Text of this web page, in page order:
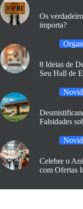
Os
importa?
8 Ideias de
Seu Hall de
Falsidades
Celebre o
com Ofertas